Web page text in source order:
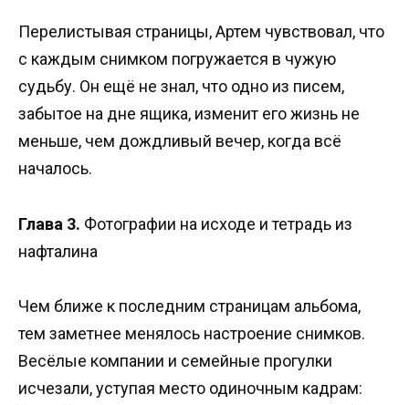
Перелистывая страницы, Артем чувствовал, что
с каждым снимком погружается в чужую
судьбу. Он ещё не знал, что одно из писем,
забытое на дне ящика, изменит его жизнь не
меньше, чем дождливый вечер, когда всё
началось.
Глава 3. Фотографии на исходе и тетрадь из
нафталина
Чем ближе к последним страницам альбома,
тем заметнее менялось настроение снимков.
Весёлые компании и семейные прогулки
исчезали, уступая место одиночным кадрам: